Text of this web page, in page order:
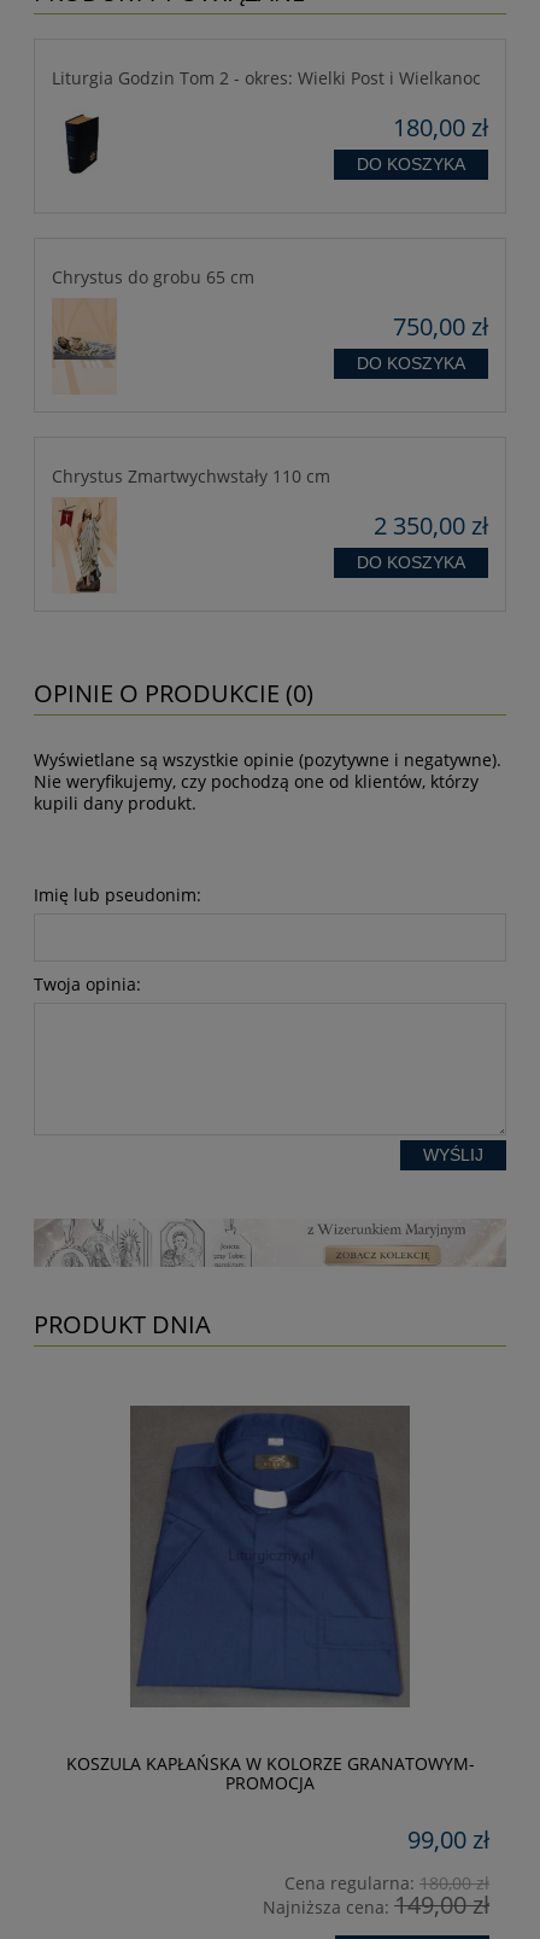
Liturgia Godzin Tom 2 - okres: Wielki Post i Wielkanoc
180,00 zł
DO KOSZYKA
Chrystus do grobu 65 cm
750,00 zł
DO KOSZYKA
Chrystus Zmartwychwstały 110 cm
2 350,00 zł
DO KOSZYKA
OPINIE O PRODUKCIE (0)
Wyświetlane są wszystkie opinie (pozytywne i negatywne).
Nie weryfikujemy, czy pochodzą one od klientów, którzy
kupili dany produkt.
Imię lub pseudonim:
Twoja opinia:
WYŚLIJ
PRODUKT DNIA
KOSZULA KAPŁAŃSKA W KOLORZE GRANATOWYM-
PROMOCJA
99,00 zł
Cena regularna: 180,00 zł
Najniższa cena: 149,00 zł